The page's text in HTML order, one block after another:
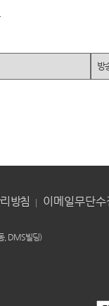
방
방침
이메일무단
, DMS빌딩)